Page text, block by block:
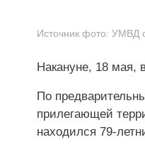
Источник фото: УМВД
Накануне, 18 мая,
По
прилегающей
находился 79-